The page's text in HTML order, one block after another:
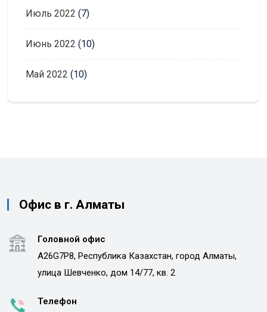
Июль 2022 (7)
Июнь 2022 (10)
Май 2022 (10)
Офис в г. Алматы
Головной офис
A26G7P8, Республика Казахстан, город Алматы,
улица Шевченко, дом 14/77, кв. 2
Телефон